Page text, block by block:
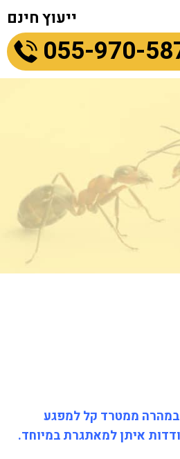
ייעוץ חינם
055-970-
במהרה ממטרד קל למפגע
איתן למאתגרת במיוחד.